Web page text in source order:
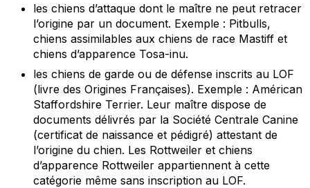
les chiens d’attaque dont le maître ne peut retracer
l’origine par un document. Exemple : Pitbulls,
chiens assimilables aux chiens de race Mastiff et
chiens d’apparence Tosa-inu.
les chiens de garde ou de défense inscrits au LOF
(livre des Origines Françaises). Exemple : Américan
Staffordshire Terrier. Leur maître dispose de
documents délivrés par la Société Centrale Canine
(certificat de naissance et pédigré) attestant de
l’origine du chien. Les Rottweiler et chiens
d’apparence Rottweiler appartiennent à cette
catégorie même sans inscription au LOF.